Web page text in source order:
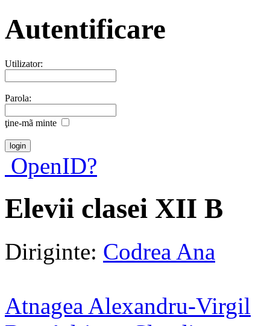
Autentificare
Utilizator:
Parola:
ţine-mã minte
OpenID?
Elevii clasei XII B
Diriginte: Codrea Ana
Atnagea Alexandru-Virgil